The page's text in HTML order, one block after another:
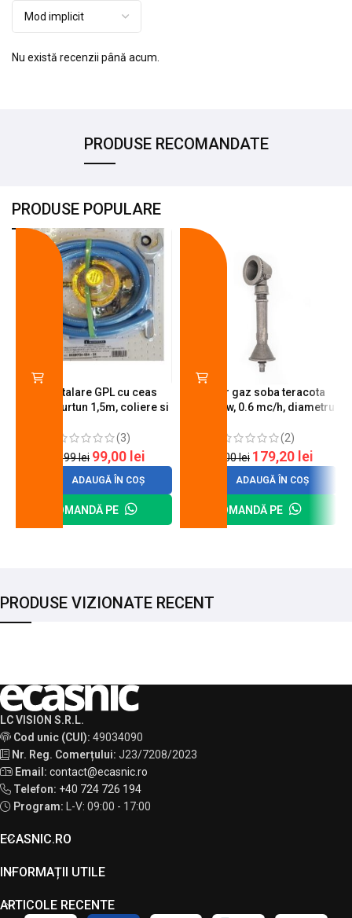
Nu există recenzii până acum.
PRODUSE RECOMANDATE
PRODUSE POPULARE
Kit instalare GPL cu ceas
butelie, furtun 1,5m, coliere si
(3)
120,99lei 99,00 lei
ADAUGĂ ÎN COȘ
COMANDĂ PE
Arzator gaz soba teracota
A600, 6 kw, 0.6 mc/h, diametru
(2)
200,00lei 179,20 lei
ADAUGĂ ÎN COȘ
COMANDĂ PE
PRODUSE VIZIONATE RECENT
LC VISION S.R.L.
Cod unic (CUI): 49034090
Nr. Reg. Comerțului: J23/7208/2023
Email: contact@ecasnic.ro
Telefon: +40 724 726 194
Program:
L-V: 09:00 - 17:00
ECASNIC.RO
INFORMAȚII UTILE
ARTICOLE RECENTE